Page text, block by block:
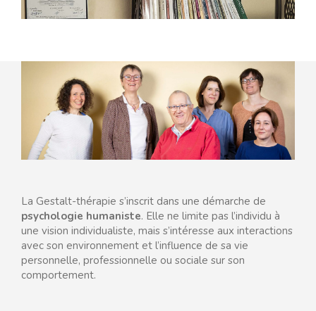
La Gestalt-thérapie s’inscrit dans une démarche de
psychologie humaniste. Elle ne limite pas l’individu à
une vision individualiste, mais s’intéresse aux interactions
avec son environnement et l’influence de sa vie
personnelle, professionnelle ou sociale sur son
comportement.